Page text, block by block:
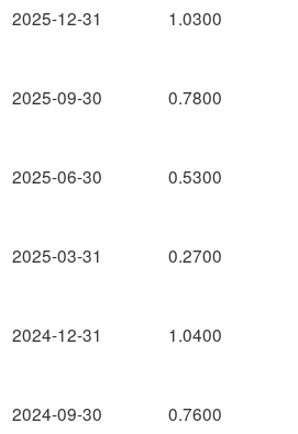
2025-12-31
2025-09-30
2025-06-30
2025-03-31
2024-12-31
2024-09-30
1.0300
0.7800
0.5300
0.2700
1.0400
0.7600